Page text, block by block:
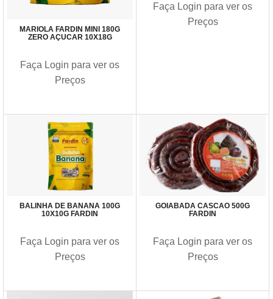
MARIOLA FARDIN MINI 180G
ZERO AÇUCAR 10X18G
Faça Login para ver os
Preços
Faça Login para ver os
Preços
BALINHA DE BANANA 100G
10X10G FARDIN
Faça Login para ver os
Preços
GOIABADA CASCAO 500G
FARDIN
Faça Login para ver os
Preços